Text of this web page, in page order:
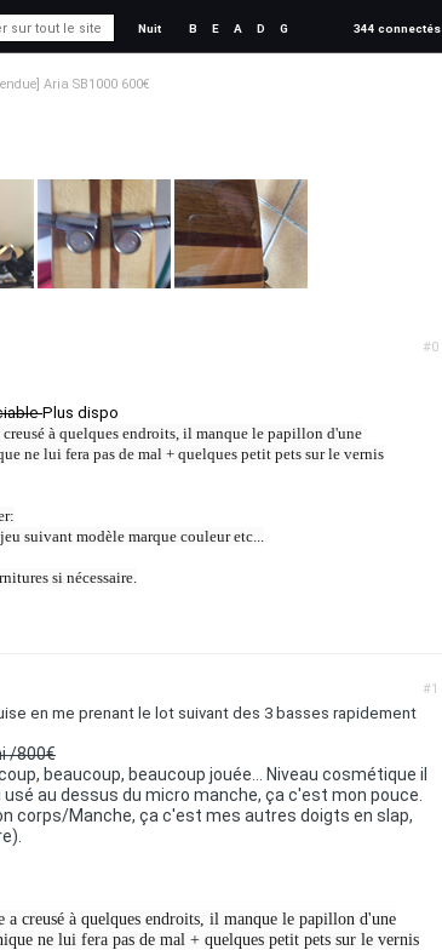
Nuit B E A D G 344 connectés
Aria SB1000 600€
#0
Plus dispo
à quelques endroits, il manque le papillon d'une
ne lui fera pas de mal + quelques petit pets sur le vernis
suivant modèle marque couleur etc...
si nécessaire.
#1
en me prenant le lot suivant des 3 basses rapidement
/800€
beaucoup, beaucoup jouée... Niveau cosmétique il
au dessus du micro manche, ça c'est mon pouce.
corps/Manche, ça c'est mes autres doigts en slap,
creusé à quelques endroits, il manque le papillon d'une
ne lui fera pas de mal + quelques petit pets sur le vernis